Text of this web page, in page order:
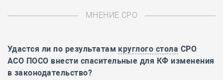
МНЕНИЕ СРО
Удастся ли по результатам круглого стола СРО
АСО ПОСО внести спасительные для КФ изменения
в законодательство?